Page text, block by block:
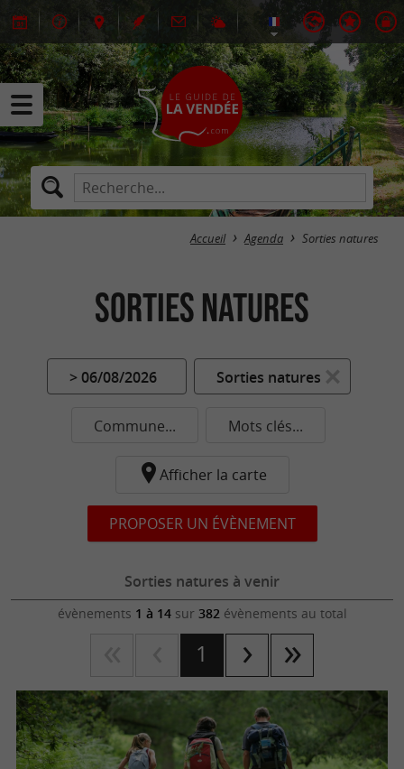
Accueil Agenda Sorties natures
Sorties natures
> 06/08/2026 Sorties natures
Commune... Mots clés...
Afficher la carte
PROPOSER UN ÉVÈNEMENT
Sorties natures à venir
évènements 1 à 14sur 382évènements au total
1